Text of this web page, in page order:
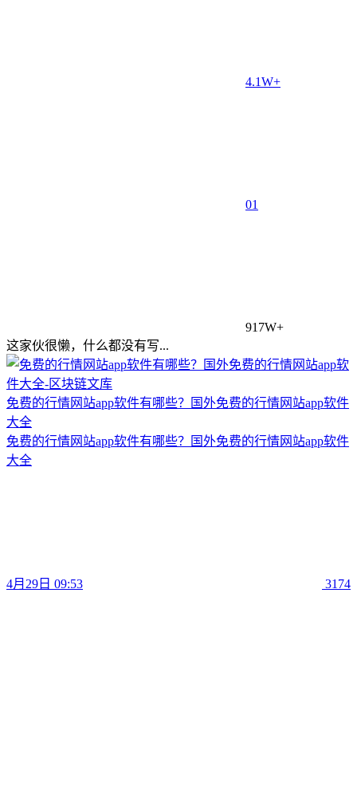
4.1W+
01
917W+
这家伙很懒，什么都没有写...
免费的行情网站app软件有哪些？国外免费的行情网站app软件
大全
免费的行情网站app软件有哪些？国外免费的行情网站app软件
大全
4月29日 09:53 3174